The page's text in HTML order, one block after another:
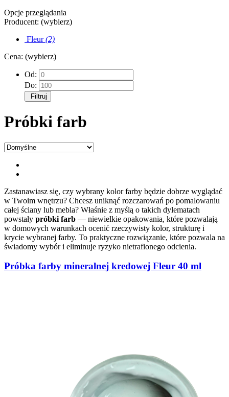
Opcje przeglądania
Producent: (wybierz)
Fleur (2)
Cena: (wybierz)
Od:
Do:
Filtruj
Próbki farb
Zastanawiasz się, czy wybrany kolor farby będzie dobrze wyglądać
w Twoim wnętrzu? Chcesz uniknąć rozczarowań po pomalowaniu
całej ściany lub mebla? Właśnie z myślą o takich dylematach
powstały próbki farb — niewielkie opakowania, które pozwalają
w domowych warunkach ocenić rzeczywisty kolor, strukturę i
krycie wybranej farby. To praktyczne rozwiązanie, które pozwala na
świadomy wybór i eliminuje ryzyko nietrafionego odcienia.
Próbka farby mineralnej kredowej Fleur 40 ml